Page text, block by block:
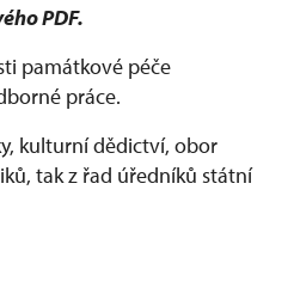
PDF.
památkové péče
práce.
kulturní dědictví, obor
tak z řad úředníků státní